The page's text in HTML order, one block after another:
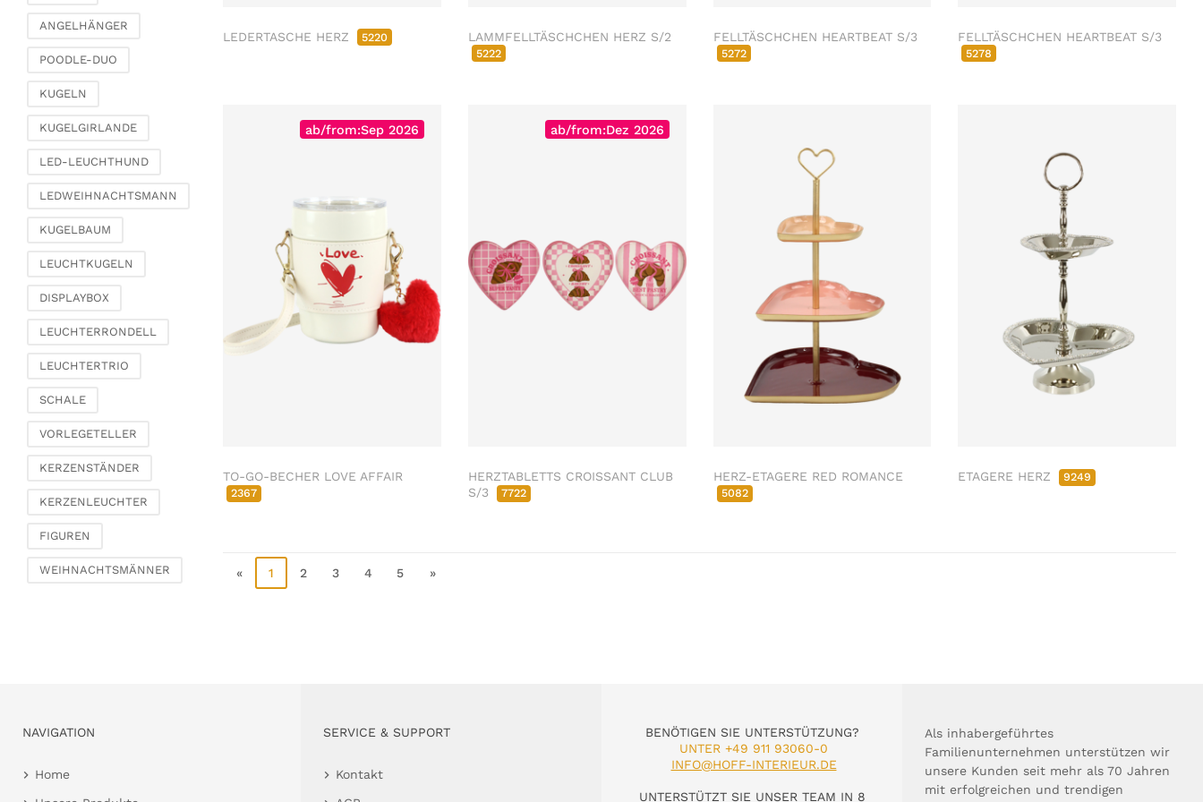
LEDERTASCHE HERZ 5220 LAMMFELLTÄSCHCHEN HERZ S/2
5222
FELLTÄSCHCHEN HEARTBEAT S/3
5272
FELLTÄSCHCHEN HEARTBEAT S/3
5278
ab/from:Sep 2026
TO-GO-BECHER LOVE AFFAIR
2367
ab/from:Dez 2026
HERZTABLETTS CROISSANT CLUB
S/3
7722
HERZ-ETAGERE RED ROMANCE
5082
ETAGERE HERZ 9249
« 1 2 3 4 5 »
Trockenblumen &
Fashion & Taschen
Täschchen, Säckchen
Taschen & Shopper
Korbtaschen
Schmuckaufbewahrung
Büro & Schreibwaren
Paperweights
Dekoration
Figuren
Federn
Zierhänger
Klammern &
Streuschmuck
Pokalschalen
Wandobjekte
Bilderrahmen
ANGELHÄNGER
POODLE-DUO
KUGELN
KUGELGIRLANDE
LED-LEUCHTHUND
LEDWEIHNACHTSMANN
KUGELBAUM
LEUCHTKUGELN
DISPLAYBOX
LEUCHTERRONDELL
LEUCHTERTRIO
SCHALE
VORLEGETELLER
KERZENSTÄNDER
KERZENLEUCHTER
FIGUREN
WEIHNACHTSMÄNNER
NAVIGATION
Home
SERVICE & SUPPORT
Kontakt
BENÖTIGEN SIE UNTERSTÜTZUNG?
UNTER +49 911 93060-0
INFO@HOFF-INTERIEUR.DE
UNTERSTÜTZT SIE UNSER TEAM IN 8
Als inhabergeführtes
Familienunternehmen unterstützen wir
unsere Kunden seit mehr als 70 Jahren
mit erfolgreichen und trendigen